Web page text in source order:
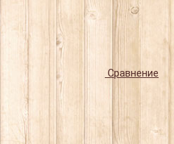
Сравнение